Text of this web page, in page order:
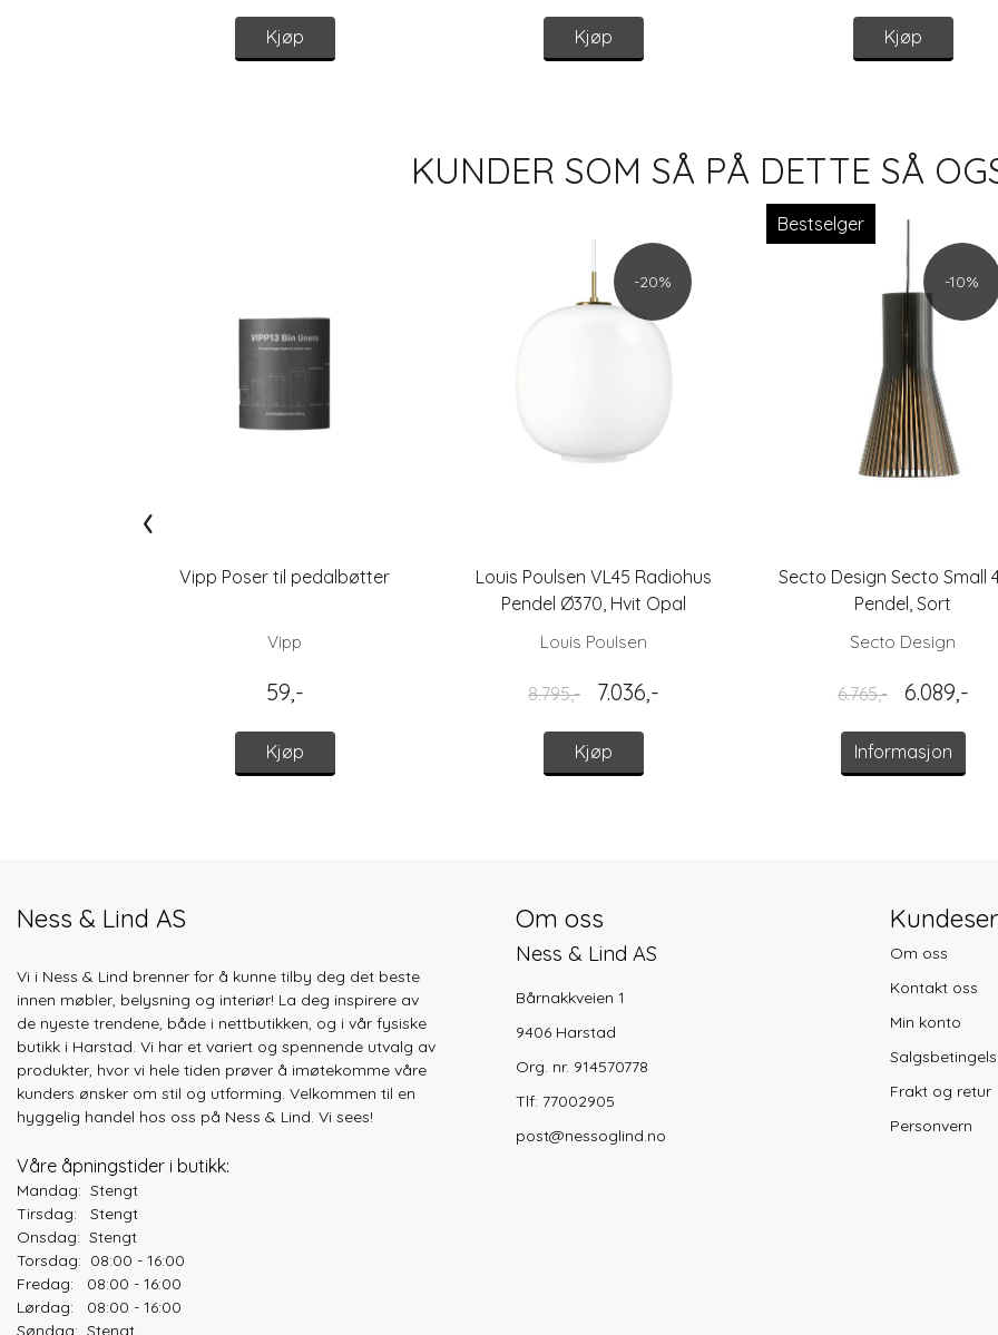
Kjøp Kjøp Kjøp
KUNDER SOM SÅ PÅ DETTE SÅ
Vipp Poser til pedalbøtter
Vipp
59,-
Kjøp
-20%
Louis Poulsen VL45 Radiohus
Pendel Ø370, Hvit Opal
Louis Poulsen
8.795,- 7.036,-
Kjøp
Bestselger
-10%
Secto Design Secto Small
Pendel, Sort
Secto Design
6.765,- 6.089,-
Informasjon
‹
Ness & Lind AS
Vi i Ness & Lind brenner for å kunne tilby deg det beste
innen møbler, belysning og interiør! La deg inspirere av
de nyeste trendene, både i nettbutikken, og i vår fysiske
butikk i Harstad. Vi har et variert og spennende utvalg av
produkter, hvor vi hele tiden prøver å imøtekomme våre
kunders ønsker om stil og utforming. Velkommen til en
hyggelig handel hos oss på Ness & Lind. Vi sees!
Våre åpningstider i butikk:
Mandag: Stengt
Tirsdag: Stengt
Onsdag: Stengt
Torsdag: 08:00 - 16:00
Fredag: 08:00 - 16:00
Lørdag: 08:00 - 16:00
Søndag: Stengt
Om oss
Ness & Lind AS
Bårnakkveien 1
9406 Harstad
Org. nr. 914570778
Tlf: 77002905
post@nessoglind.no
Om oss
Kontakt oss
Min konto
Frakt og retur
Personvern